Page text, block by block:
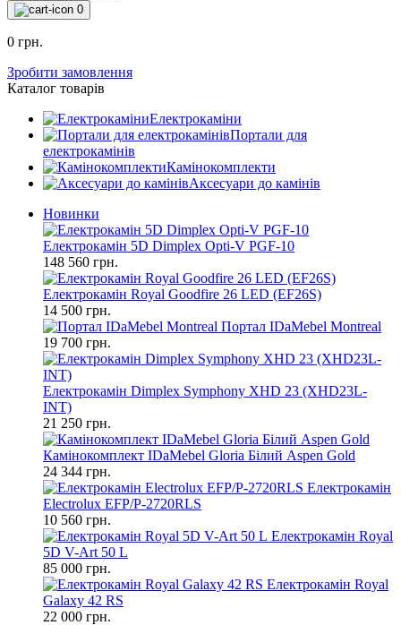
0
0 грн.
Зробити замовлення
Каталог товарів
Електрокаміни
Портали для
електрокамінів
Камінокомплекти
Аксесуари до камінів
Новинки
Електрокамін 5D Dimplex Opti-V PGF-10
148 560 грн.
Електрокамін Royal Goodfire 26 LED (EF26S)
14 500 грн.
Портал IDaMebel Montreal
19 700 грн.
Електрокамін Dimplex Symphony XHD 23 (XHD23L-
INT)
21 250 грн.
Камінокомплект IDaMebel Gloria Білий Aspen Gold
24 344 грн.
Електрокамін
Electrolux EFP/P-2720RLS
10 560 грн.
Електрокамін Royal
5D V-Art 50 L
85 000 грн.
Електрокамін Royal
Galaxy 42 RS
22 000 грн.